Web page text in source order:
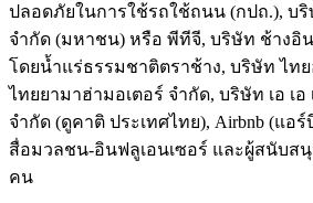
ปลอดภัยในการใช้รถใช้ถนน (กปถ.), บริ
จำกัด (มหาชน) หรือ พีทีจี, บริษัท ช้างอิ
โดยน้ำแร่ธรรมชาติตราช้าง, บริษัท ไท
ไทยยามาฮ่ามอเตอร์ จำกัด, บริษัท เอ เอ
จำกัด (ดูคาติ ประเทศไทย), Airbnb (แอ
สื่อมวลชน-อินฟลูเอนเซอร์ และผู้สนับส
คน